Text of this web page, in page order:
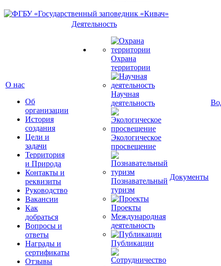
О нас
Об
организации
История
создания
Цели и
задачи
Территория
и Природа
Контакты и
реквизиты
Руководство
Вакансии
Как
добраться
Вопросы и
ответы
Награды и
сертификаты
Отзывы
Деятельность
Охрана
территории
Научная
деятельность
Экологическое
просвещение
Познавательный
туризм
Проекты
Международная
деятельность
Публикации
Документы